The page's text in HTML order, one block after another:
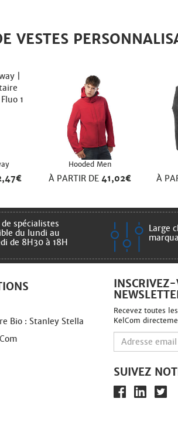
VESTES
Hooded Men
À PARTIR DE41,02€ À
de spécialistes
du lundi au
de 8H30 à 18H
Large
Bio : Stanley Stella
Recevez toutes
KelCom
SUIVEZ